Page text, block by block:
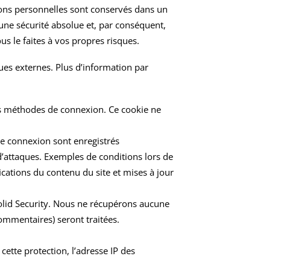
personnelles sont conservés dans un
sécurité absolue et, par conséquent,
le faites à vos propres risques.
externes. Plus d’information par
de connexion. Ce cookie ne
connexion sont enregistrés
Exemples de conditions lors de
du contenu du site et mises à jour
Security. Nous ne récupérons aucune
seront traitées.
protection, l’adresse IP des